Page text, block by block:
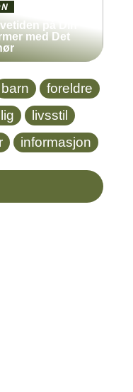
på Din
med Det
barn
foreldre
livsstil
informasjon